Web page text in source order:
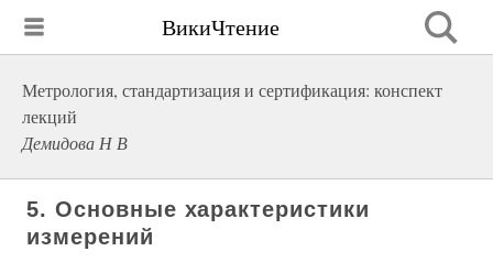
ВикиЧтение
Метрология, стандартизация и сертификация: конспект
лекций
Демидова Н В
5. Основные характеристики
измерений